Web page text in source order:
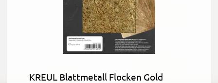
KREUL Blattmetall Flocken Gold